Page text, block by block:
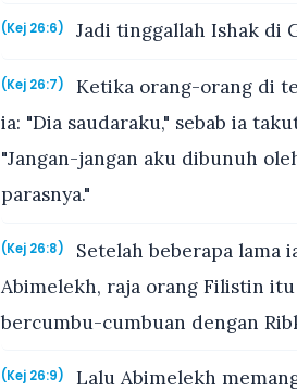
(Kej 26:6) Jadi tinggallah Ishak di
(Kej 26:7)
Ketika orang-orang di
ia: "Dia saudaraku," sebab ia
"Jangan-jangan aku dibunuh
parasnya."
(Kej 26:8)
Setelah beberapa lama
Abimelekh, raja orang Filistin
bercumbu-cumbuan dengan
(Kej 26:9)
Lalu Abimelekh